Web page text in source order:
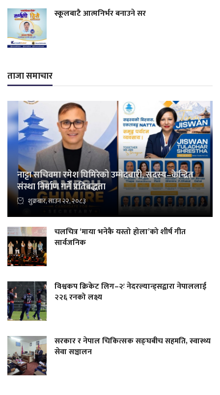
स्कूलबाटै आत्मनिर्भर बनाउने सर
ताजा समाचार
नाट्टा सचिवमा रमेश घिमिरेको उम्मेदवारी, सदस्य–केन्द्रित
संस्था निर्माण गर्ने प्रतिबद्धता
शुक्रबार, साउन २२, २०८३
चलचित्र ‘माया भनेकै यस्तो होला’को शीर्ष गीत
सार्वजनिक
विश्वकप क्रिकेट लिग–२ः नेदरल्यान्ड्सद्वारा नेपाललाई
२२६ रनको लक्ष्य
सरकार र नेपाल चिकित्सक सङ्घबीच सहमति, स्वास्थ्य
सेवा सञ्चालन